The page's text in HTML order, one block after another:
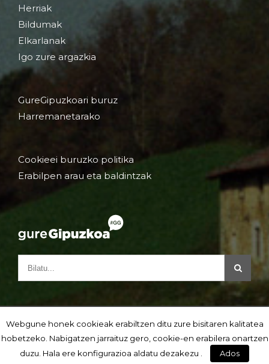
Herriak
Bildumak
Elkarlanak
Igo zure argazkia
GureGipuzkoari buruz
Harremanetarako
Cookieei buruzko politika
Erabilpen arau eta baldintzak
Webgune honek cookieak erabiltzen ditu zure bisitaren kalitatea
hobetzeko. Nabigatzen jarraituz gero, cookie-en erabilera onartzen
duzu. Hala ere konfigurazioa aldatu dezakezu .
Ados